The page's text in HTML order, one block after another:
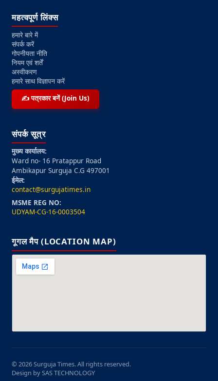
महत्वपूर्ण लिंक्स
हमारे बारे में
संपर्क करें
गोपनीयता नीति
नियम एवं शर्तें
अस्वीकरण
हमारे साथ विज्ञापन करें
✍️ पत्रकार बनें (Join Us)
संपर्क सूत्र
मुख्य कार्यालय:
Ward no- 16 Pratappur Road
Ambikapur Surguja C.G 497001
ईमेल:
contact@surgujatimes.in
MSME REG NO:
UDYAM-CG-16-0003504
गूगल मैप (LOCATION MAP)
© 2026 Surguja Times. All rights reserved.
Design by SAS TECHNOLOGY